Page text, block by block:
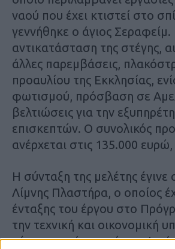
ναού που έχει κτιστεί στο
γεννήθηκε ο άγιος
αντικατάσταση της στέγης,
άλλες παρεμβάσεις,
προαυλίου της Εκκλησίας,
φωτισμού, πρόσβαση σε
βελτιώσεις για την
επισκεπτών. Ο συνολικός
ανέρχεται στις 135.000
Η σύνταξη της μελέτης
Λίμνης Πλαστήρα, ο οποίος
ένταξης του έργου στο
την τεχνική και οικονομική
κύριος του έργου είναι η